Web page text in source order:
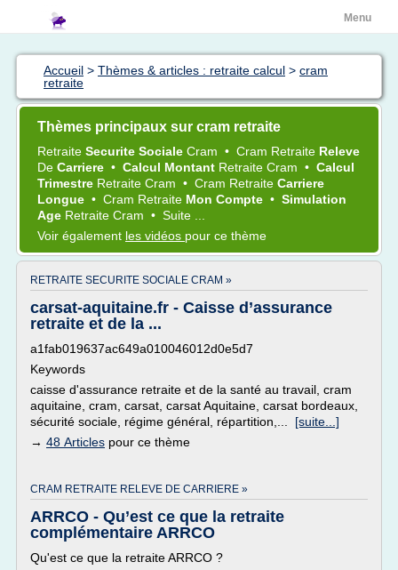
Menu
Accueil > Thèmes & articles : retraite calcul > cram
retraite
Thèmes principaux sur cram retraite
Retraite Securite Sociale Cram • Cram Retraite Releve
De Carriere • Calcul Montant Retraite Cram • Calcul
Trimestre Retraite Cram • Cram Retraite Carriere
Longue • Cram Retraite Mon Compte • Simulation
Age Retraite Cram • Suite ...
Voir également les vidéos pour ce thème
RETRAITE SECURITE SOCIALE CRAM »
carsat-aquitaine.fr - Caisse d’assurance
retraite et de la ...
a1fab019637ac649a010046012d0e5d7
Keywords
caisse d'assurance retraite et de la santé au travail, cram
aquitaine, cram, carsat, carsat Aquitaine, carsat bordeaux,
sécurité sociale, régime général, répartition,... [suite...]
→ 48 Articles pour ce thème
CRAM RETRAITE RELEVE DE CARRIERE »
ARRCO - Qu’est ce que la retraite
complémentaire ARRCO
Qu'est ce que la retraite ARRCO ?